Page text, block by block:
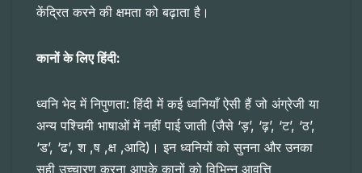
केंद्रित करने की क्षमता को बढ़ाता है।
कानों के लिए हिंदी:
ध्वनि भेद में निपुणता: हिंदी में कई ध्वनियाँ ऐसी हैं जो अंग्रेजी या
अन्य पश्चिमी भाषाओं में नहीं पाई जाती (जैसे ‘ड़’, ‘ढ़’, ‘ट’, ‘ठ’,
‘ड’, ‘ढ’, श ,ष ,क्ष ,आदि)। इन ध्वनियों को सुनना और उनका
सही उच्चारण करना आपके कानों को विभिन्न आवृत्ति